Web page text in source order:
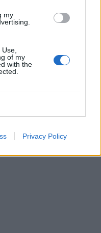
my
of my
with the
Privacy Policy
Δράση
μας τις